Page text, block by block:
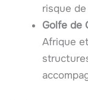
risque de
Golfe de
Afrique